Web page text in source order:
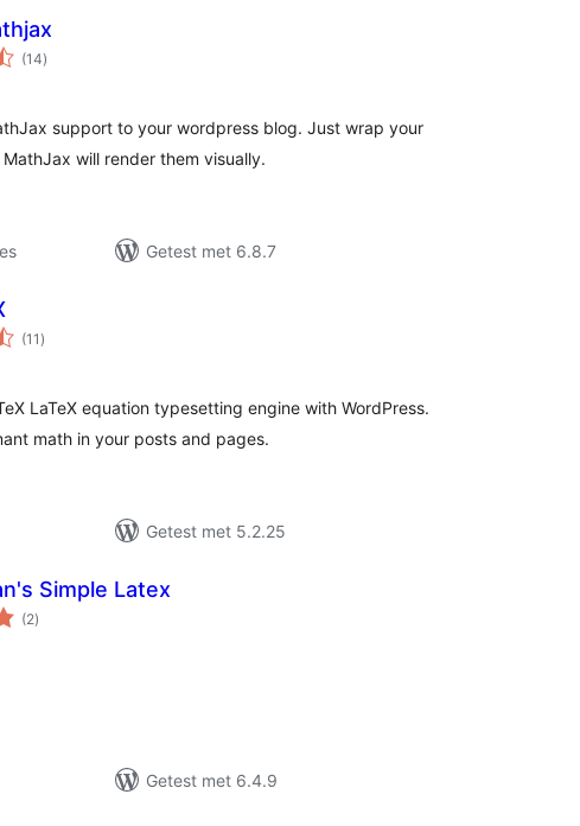
(14totaal
waarderingen
)
support to your wordpress blog. Just wrap your
will render them visually.
Getest met 6.8.7
(11 totaal
waarderingen
)
LaTeX equation typesetting engine with WordPress.
math in your posts and pages.
Getest met 5.2.25
Simple Latex
(2totaal
waarderingen
)
Getest met 6.4.9